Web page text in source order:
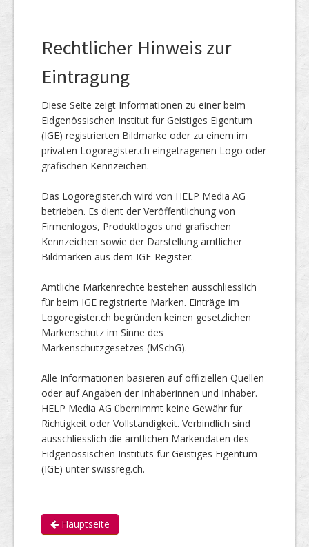
Rechtlicher Hinweis zur
Eintragung
Diese Seite zeigt Informationen zu einer beim
Eidgenössischen Institut für Geistiges Eigentum
(IGE) registrierten Bildmarke oder zu einem im
privaten Logoregister.ch eingetragenen Logo oder
grafischen Kennzeichen.
Das Logoregister.ch wird von HELP Media AG
betrieben. Es dient der Veröffentlichung von
Firmenlogos, Produktlogos und grafischen
Kennzeichen sowie der Darstellung amtlicher
Bildmarken aus dem IGE-Register.
Amtliche Markenrechte bestehen ausschliesslich
für beim IGE registrierte Marken. Einträge im
Logoregister.ch begründen keinen gesetzlichen
Markenschutz im Sinne des
Markenschutzgesetzes (MSchG).
Alle Informationen basieren auf offiziellen Quellen
oder auf Angaben der Inhaberinnen und Inhaber.
HELP Media AG übernimmt keine Gewähr für
Richtigkeit oder Vollständigkeit. Verbindlich sind
ausschliesslich die amtlichen Markendaten des
Eidgenössischen Instituts für Geistiges Eigentum
(IGE) unter swissreg.ch.
Hauptseite